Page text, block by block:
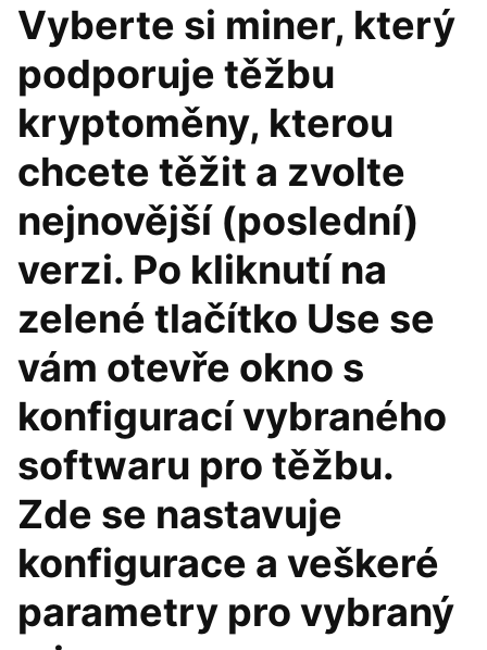
Vyberte si miner, který
podporuje těžbu
kryptoměny, kterou
chcete těžit a zvolte
nejnovější (poslední)
verzi. Po kliknutí na
zelené tlačítko Use se
vám otevře okno s
konfigurací vybraného
softwaru pro těžbu.
Zde se nastavuje
konfigurace a veškeré
parametry pro vybraný